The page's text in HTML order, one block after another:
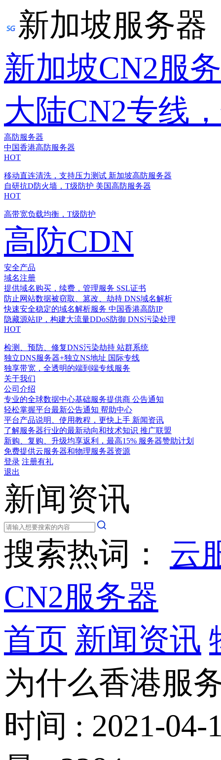
新加坡服务器
新加坡CN2服
大陆CN2专线
高防服务器
中国香港高防服务器
HOT
移动直连清洗，支持压力测试 新加坡高防服务器
自研抗D防火墙，T级防护 美国高防服务器
HOT
高带宽负载均衡，T级防护
高防CDN
安全产品
域名注册
提供域名购买，续费，管理服务 SSL证书
防止网站数据被窃取、篡改、劫持 DNS域名解析
快速安全稳定的域名解析服务 中国香港高防IP
隐藏源站IP，构建大流量DDoS防御 DNS污染处理
HOT
检测、预防、修复DNS污染劫持 站群系统
独立DNS服务器+独立NS地址 国际专线
独享带宽，全透明的端到端专线服务
关于我们
公司介绍
专业的全球数据中心基础服务提供商 公告通知
轻松掌握平台最新公告通知 帮助中心
平台产品说明、使用教程，更快上手 新闻资讯
了解服务器行业的最新动向和技术知识 推广联盟
新购、复购、升级均享返利，最高15% 服务器赞助计划
免费提供云服务器和物理服务器资源
登录 注册有礼
退出
新闻资讯
搜索热词： 云
CN2服务器
首页 新闻资讯
为什么香港服
时间 : 2021-04-